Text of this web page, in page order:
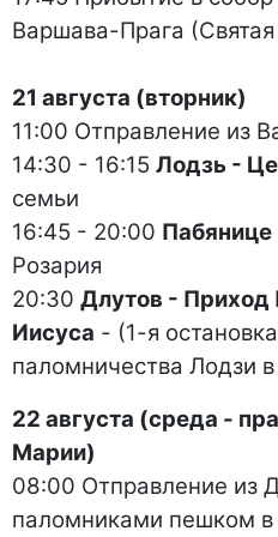
Варшава-Прага
21 августа (вторник)
11:00 Отправление из
14:30 - 16:15 Лодзь -
семьи
16:45 - 20:00
Розария
20:30 Длутов - Приход
Иисуса - (1-я
паломничества Лодзи
22 августа (среда -
Марии)
08:00 Отправление из
паломниками пешком в